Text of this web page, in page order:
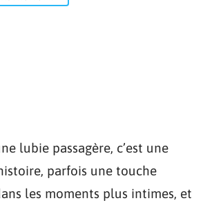
lubie passagère, c’est une
parfois une touche
les moments plus intimes, et